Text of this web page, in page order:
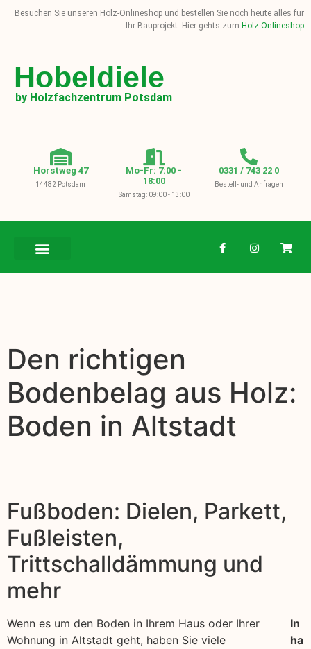
Besuchen Sie unseren Holz-Onlineshop und bestellen Sie noch heute alles für
Ihr Bauprojekt. Hier gehts zum Holz Onlineshop
Hobeldiele
by Holzfachzentrum Potsdam
Horstweg 47
14482 Potsdam
Mo-Fr: 7:00 -
18:00
Samstag: 09:00 - 13:00
0331 / 743 22 0
Bestell- und Anfragen
Den richtigen
Bodenbelag aus Holz:
Boden in Altstadt
Fußboden: Dielen, Parkett,
Fußleisten,
Trittschalldämmung und
mehr
Wenn es um den Boden in Ihrem Haus oder Ihrer
Wohnung in Altstadt geht, haben Sie viele
In
ha